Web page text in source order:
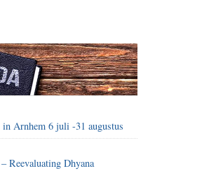
Arnhem 6 juli -31 augustus
Reevaluating Dhyana